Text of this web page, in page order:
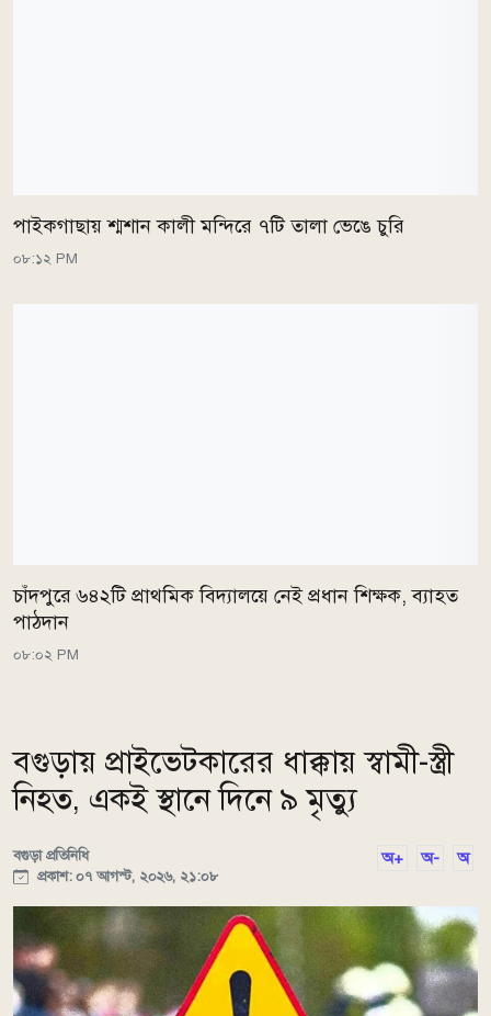
পাইকগাছায় শ্মশান কালী মন্দিরে ৭টি তালা ভেঙে চুরি
০৮:১২ PM
চাঁদপুরে ৬৪২টি প্রাথমিক বিদ্যালয়ে নেই প্রধান শিক্ষক, ব্যাহত
পাঠদান
০৮:০২ PM
বগুড়ায় প্রাইভেটকারের ধাক্কায় স্বামী-স্ত্রী
নিহত, একই স্থানে দিনে ৯ মৃত্যু
বগুড়া প্রতিনিধি
প্রকাশ: ০৭ আগস্ট, ২০২৬, ২১:০৮
অ+ অ- অ